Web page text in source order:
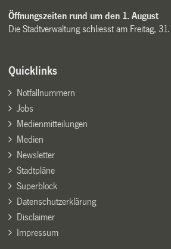
Öffnungszeiten rund um den 1. August
Die Stadtverwaltung schliesst am Freitag,
Quicklinks
Notfallnummern
Jobs
Medienmitteilungen
Medien
Newsletter
Stadtpläne
Superblock
Datenschutzerklärung
Disclaimer
Impressum